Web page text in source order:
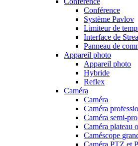
Conférence
Système Pavlov
Limiteur de
Interface de
Panneau de
Appareil photo
Appareil photo
Hybride
Reflex
Caméra
Caméra
Caméra
Caméra semi-pro
Caméra plateau
Caméscope
Caméra PTZ et